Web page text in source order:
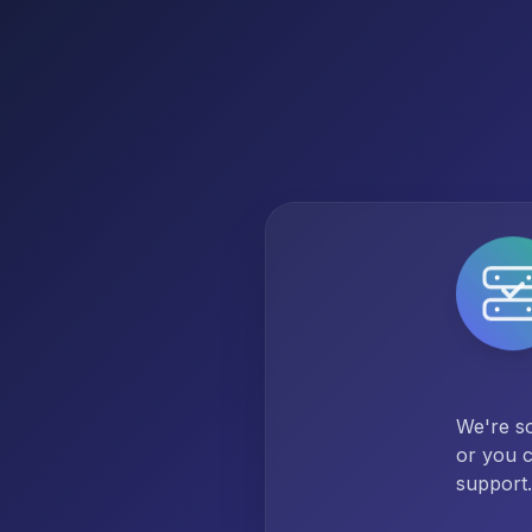
We're
or you
support.